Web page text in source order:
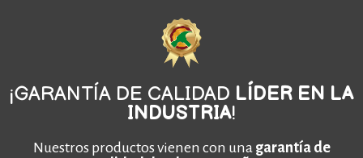
¡GARANTÍA DE CALIDAD LÍDER EN LA
INDUSTRIA!
Nuestros productos vienen con una garantía de